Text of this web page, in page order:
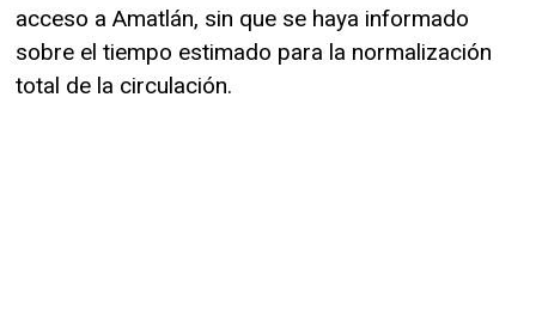
acceso a Amatlán, sin que se haya informado
sobre el tiempo estimado para la normalización
total de la circulación.